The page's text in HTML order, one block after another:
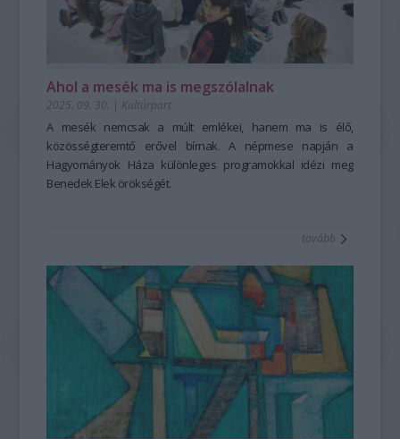
Ahol a mesék ma is megszólalnak
2025. 09. 30. | Kultúrpart
A mesék nemcsak a múlt emlékei, hanem ma is élő,
közösségteremtő erővel bírnak. A népmese napján a
Hagyományok Háza különleges programokkal idézi meg
Benedek Elek örökségét.
tovább